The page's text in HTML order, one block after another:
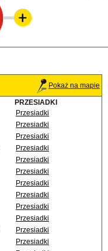
Pokaż na mapie
PRZESIADKI
Przesiadki
Przesiadki
Przesiadki
Przesiadki
Przesiadki
Przesiadki
Przesiadki
Przesiadki
Przesiadki
Przesiadki
Przesiadki
Przesiadki